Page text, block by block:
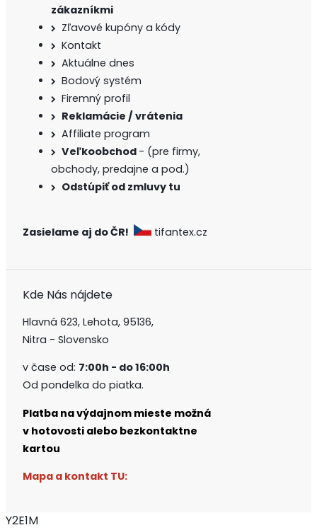
zákazníkmi
Zľavové kupóny a kódy
Kontakt
Aktuálne dnes
Bodový systém
Firemný profil
Reklamácie / vrátenia
Affiliate program
Veľkoobchod - (pre firmy,
obchody, predajne a pod.)
Odstúpiť od zmluvy tu
Zasielame aj do ČR! tifantex.cz
Kde Nás nájdete
Hlavná 623, Lehota, 95136,
Nitra - Slovensko
v čase od: 7:00h - do 16:00h
Od pondelka do piatka.
Platba na výdajnom mieste možná
v hotovosti alebo bezkontaktne
kartou
Mapa a kontakt TU:
Y2E1M